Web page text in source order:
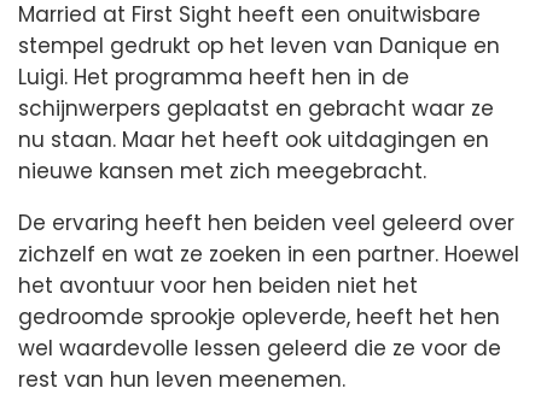
Married at First Sight heeft een onuitwisbare
stempel gedrukt op het leven van Danique en
Luigi. Het programma heeft hen in de
schijnwerpers geplaatst en gebracht waar ze
nu staan. Maar het heeft ook uitdagingen en
nieuwe kansen met zich meegebracht.
De ervaring heeft hen beiden veel geleerd over
zichzelf en wat ze zoeken in een partner. Hoewel
het avontuur voor hen beiden niet het
gedroomde sprookje opleverde, heeft het hen
wel waardevolle lessen geleerd die ze voor de
rest van hun leven meenemen.